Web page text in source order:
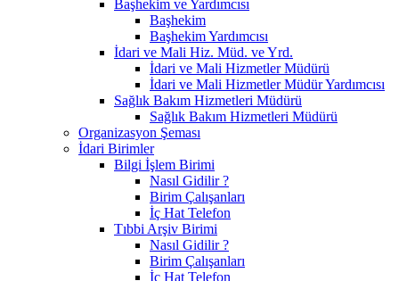
Başhekim ve Yardımcısı
Başhekim
Başhekim Yardımcısı
İdari ve Mali Hiz. Müd. ve Yrd.
İdari ve Mali Hizmetler Müdürü
İdari ve Mali Hizmetler Müdür Yardımcısı
Sağlık Bakım Hizmetleri Müdürü
Sağlık Bakım Hizmetleri Müdürü
Organizasyon Şeması
İdari Birimler
Bilgi İşlem Birimi
Nasıl Gidilir ?
Birim Çalışanları
İç Hat Telefon
Tıbbi Arşiv Birimi
Nasıl Gidilir ?
Birim Çalışanları
İç Hat Telefon